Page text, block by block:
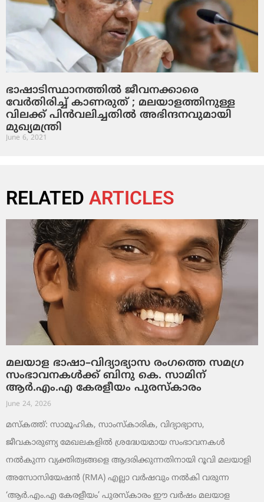
ഭാഷാടിസ്ഥാനത്തില്‍ ജീവനക്കാരെ
വേര്‍തിരിച്ച് കാണരുത് ; മലയാളത്തിനുള്ള
വിലക്ക് പിന്‍വലിച്ചതില്‍ അഭിന്ദനവുമായി
മുഖ്യമന്ത്രി
June 6, 2021
RELATED ARTICLES
മലയാള ഭാഷാ–വിദ്യാഭ്യാസ രംഗത്തെ സമഗ്ര
സംഭാവനകൾക്ക് ബിനു കെ. സാമിന്
ആർ.എം.എ കേരളീയം പുരസ്‌കാരം
June 24, 2026
മസ്കത്ത്: സാമൂഹിക, സാംസ്‌കാരിക, വിദ്യാഭ്യാസ,
ജീവകാരുണ്യ മേഖലകളിൽ ശ്രദ്ധേയമായ സംഭാവനകൾ
നൽകുന്ന വ്യക്തിത്വങ്ങളെ ആദരിക്കുന്നതിനായി റൂവി മലയാളി
അസോസിയേഷൻ (RMA) എല്ലാ വർഷവും നൽകി വരുന്ന
‘ആർ.എം.എ കേരളീയം’ പുരസ്‌കാരം ഈ വർഷം മലയാള